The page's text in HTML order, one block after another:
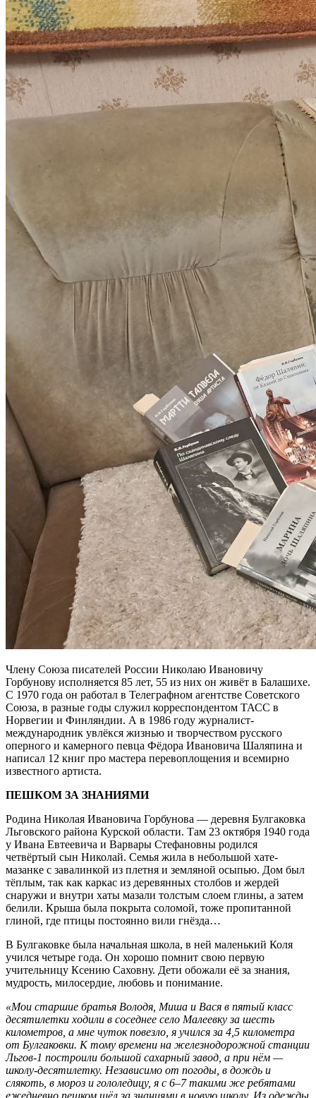
Члену Союза писателей России Николаю Ивановичу
Горбунову исполняется 85 лет, 55 из них он живёт в Балашихе.
С 1970 года он работал в Телеграфном агентстве Советского
Союза, в разные годы служил корреспондентом ТАСС в
Норвегии и Финляндии. А в 1986 году журналист-
международник увлёкся жизнью и творчеством русского
оперного и камерного певца Фёдора Ивановича Шаляпина и
написал 12 книг про мастера перевоплощения и всемирно
известного артиста.
ПЕШКОМ ЗА ЗНАНИЯМИ
Родина Николая Ивановича Горбунова — деревня Булгаковка
Льговского района Курской области. Там 23 октября 1940 года
у Ивана Евтеевича и Варвары Стефановны родился
четвёртый сын Николай. Семья жила в небольшой хате-
мазанке с завалинкой из плетня и земляной осыпью. Дом был
тёплым, так как каркас из деревянных столбов и жердей
снаружи и внутри хаты мазали толстым слоем глины, а затем
белили. Крыша была покрыта соломой, тоже пропитанной
глиной, где птицы постоянно вили гнёзда…
В Булгаковке была начальная школа, в ней маленький Коля
учился четыре года. Он хорошо помнит свою первую
учительницу Ксению Саховну. Дети обожали её за знания,
мудрость, милосердие, любовь и понимание.
«Мои старшие братья Володя, Миша и Вася в пятый класс
десятилетки ходили в соседнее село Малеевку за шесть
километров, а мне чуток повезло, я учился за 4,5 километра
от Булгаковки. К тому времени на железнодорожной станции
Льгов-1 построили большой сахарный завод, а при нём —
школу-десятилетку. Независимо от погоды, в дождь и
слякоть, в мороз и гололедицу, я с 6–7 такими же ребятами
ежедневно пешком шёл за знаниями в новую школу. Из одежды